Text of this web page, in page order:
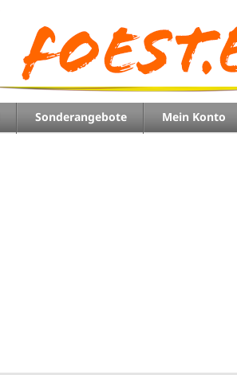
Sonderangebote Mein Konto